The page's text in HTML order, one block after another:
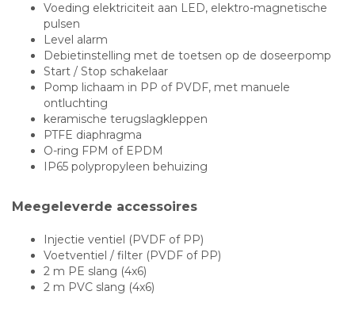
Voeding elektriciteit aan LED, elektro-magnetische
pulsen
Level alarm
Debietinstelling met de toetsen op de doseerpomp
Start / Stop schakelaar
Pomp lichaam in PP of PVDF, met manuele
ontluchting
keramische terugslagkleppen
PTFE diaphragma
O-ring FPM of EPDM
IP65 polypropyleen behuizing
Meegeleverde accessoires
Injectie ventiel (PVDF of PP)
Voetventiel / filter (PVDF of PP)
2 m PE slang (4x6)
2 m PVC slang (4x6)